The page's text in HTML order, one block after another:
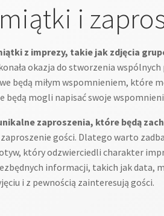
i
z imprezy, takie jak zdjęcia
okazja do stworzenia
będą miłym wspomnieniem, które
będą mogli napisać swoje
zaproszenia, które będą
gości. Dlatego warto
który odzwierciedli charakter
informacji, takich jak data,
i z pewnością zainteresują gości.